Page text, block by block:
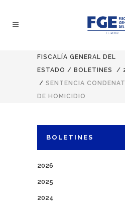
FISCALÍA GENERAL DEL
ESTADO / BOLETINES /
/ SENTENCIA
DE HOMICIDIO
BOLETINES
2026
2025
2024